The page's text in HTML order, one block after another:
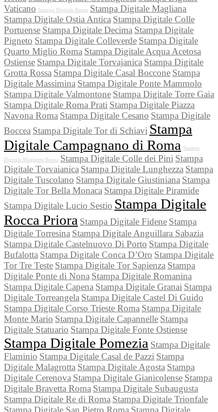
Vaticano Stampa Digitale Roma Stampa Digitale Magliana
Stampa Digitale Ostia Antica Stampa Digitale Colle
Portuense Stampa Digitale Decima Stampa Digitale
Pigneto Stampa Digitale Colleverde Stampa Digitale
Quarto Miglio Roma Stampa Digitale Acqua Acetosa
Ostiense Stampa Digitale Torvajanica Stampa Digitale
Grotta Rossa Stampa Digitale Casal Boccone Stampa
Digitale Massimina Stampa Digitale Ponte Mammolo
Stampa Digitale Valmontone Stampa Digitale Torre Gaia
Stampa Digitale Roma Prati Stampa Digitale Piazza
Navona Roma Stampa Digitale Cesano Stampa Digitale
Boccea Stampa Digitale Tor di Schiavi Stampa
Digitale Campagnano di Roma
Stampa
Digitale Magliette Roma Stampa Digitale Colle dei Pini Stampa
Digitale Torvaianica Stampa Digitale Lunghezza Stampa
Digitale Tuscolano Stampa Digitale Giustiniana Stampa
Digitale Tor Bella Monaca Stampa Digitale Piramide
Stampa Digitale Lucio Sestio Stampa Digitale
Rocca Priora Stampa Digitale Fidene Stampa
Digitale Torresina Stampa Digitale Anguillara Sabazia
Stampa Digitale Castelnuovo Di Porto Stampa Digitale
Bufalotta Stampa Digitale Conca D’Oro Stampa Digitale
Tor Tre Teste Stampa Digitale Tor Sapienza Stampa
Digitale Ponte di Nona Stampa Digitale Romanina
Stampa Digitale Capena Stampa Digitale Granai Stampa
Digitale Torreangela Stampa Digitale Castel Di Guido
Stampa Digitale Corso Trieste Roma Stampa Digitale
Monte Mario Stampa Digitale Capannelle Stampa
Digitale Statuario Stampa Digitale Fonte Ostiense
Stampa Digitale Pomezia Stampa Digitale
Flaminio Stampa Digitale Casal de Pazzi Stampa
Digitale Malagrotta Stampa Digitale Agosta Stampa
Digitale Cerenova Stampa Digitale Gianicolense Stampa
Digitale Bravetta Roma Stampa Digitale Subaugusta
Stampa Digitale Re di Roma Stampa Digitale Trionfale
Stampa Digitale San Pietro Roma Stampa Digitale